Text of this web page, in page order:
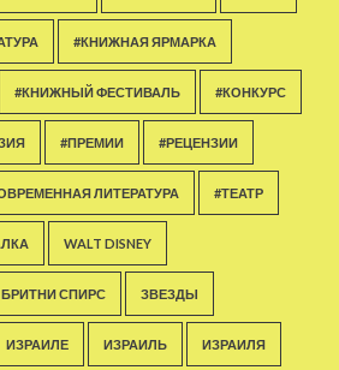
#КНИЖНАЯ ЯРМАРКА
#КНИЖНЫЙ ФЕСТИВАЛЬ #КОНКУРС
#ПРЕМИИ #РЕЦЕНЗИИ
ЛИТЕРАТУРА #ТЕАТР
WALT DISNEY
БРИТНИ СПИРС ЗВЕЗДЫ
ИЗРАИЛЕ ИЗРАИЛЬ ИЗРАИЛЯ